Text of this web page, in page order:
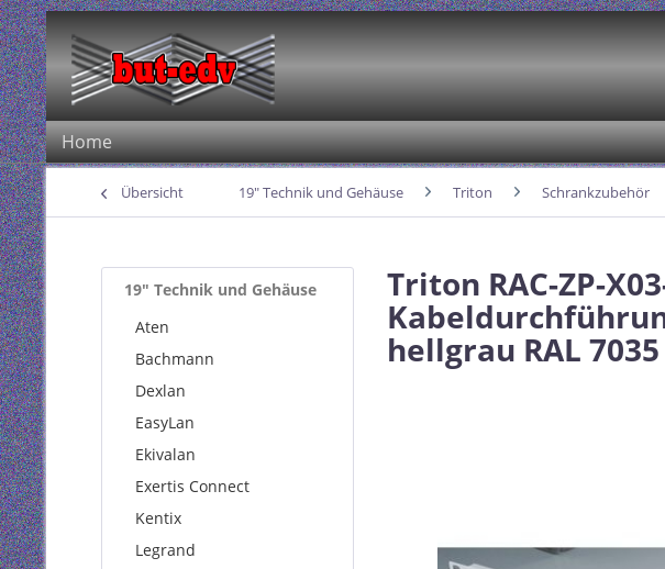
Home
Übersicht 19" Technik und Gehäuse Triton Schrankzubehör
19" Technik und Gehäuse
Aten
Bachmann
Dexlan
EasyLan
Ekivalan
Exertis Connect
Kentix
Legrand
Triton RAC-ZP-
hellgrau RAL 7035